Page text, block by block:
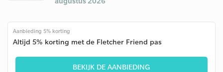
Aanbieding 5% korting
Altijd 5% korting met de Fletcher Friend pas
BEKIJK DE AANBIEDING